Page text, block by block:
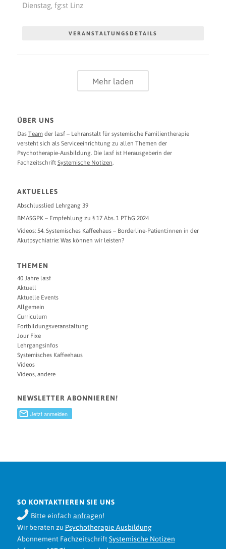
Dienstag, fg:st Linz
VERANSTALTUNGSDETAILS
Mehr laden
ÜBER UNS
Das Teamder la:sf – Lehranstalt für systemische Familientherapie
versteht sich als Serviceeinrichtung zu allen Themen der
Psychotherapie-Ausbildung. Die la:sf ist Herausgeberin der
Fachzeitschrift Systemische Notizen.
AKTUELLES
Abschlusslied Lehrgang 39
BMASGPK – Empfehlung zu § 17 Abs. 1 PThG 2024
Videos: 54. Systemisches Kaffeehaus – Borderline-Patient:innen in der
Akutpsychiatrie: Was können wir leisten?
THEMEN
40 Jahre la:sf
Aktuell
Aktuelle Events
Allgemein
Curriculum
Fortbildungsveranstaltung
Jour Fixe
Lehrgangsinfos
Systemisches Kaffeehaus
Videos
Videos, andere
NEWSLETTER ABONNIEREN!
SO KONTAKTIEREN SIE UNS
Bitte einfach anfragen!
Wir beraten zu Psychotherapie Ausbildung
Abonnement Fachzeitschrift Systemische Notizen